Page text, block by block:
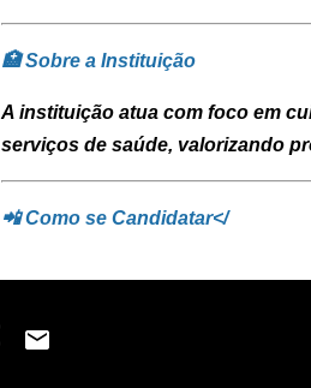
🏥 Sobre a Instituição
A instituição atua com foco em
serviços de saúde, valorizando
📲 Como se Candidatar</